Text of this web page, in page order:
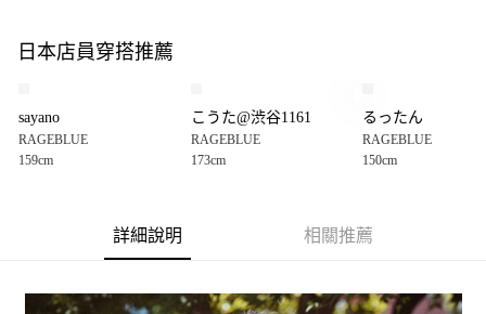
全盈+PAY
【大哥付你分期使用說明】
1.本服務由台灣大哥大提供，台灣大哥大用戶可立即使用無須另外申請。
2.付款方式選擇「大哥付你分期」，訂單成立後會自動跳轉到大哥付的交易
3.實際核准額度、可分期數及費用金額請依後續交易確認頁面所載為準。
4.訂單成立30分鐘內，如未前往確認交易或遇審核未通過，訂單將自動取
消。如遇「轉專審核」未通過狀況，表示未達大哥付你分期系統評分，恕無
【繳款方式說明】
AFTEE先享後付
３．安心：先確認商品／服務後，再付款。
全家 取貨付款
每筆NT$80，滿NT$1,500(含以上)免運費
日本店員穿搭推薦
sayano
RAGEBLUE
159cm
こうた@渋谷1161
RAGEBLUE
173cm
るったん
RAGEBLUE
150cm
詳細說明 相關推薦